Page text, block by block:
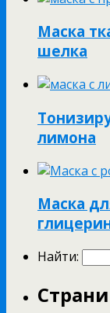
Маска
шелка
лимона
Маска
Найти: